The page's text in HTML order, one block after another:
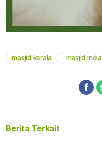
masjid kerala masjid india
Berita Terkait